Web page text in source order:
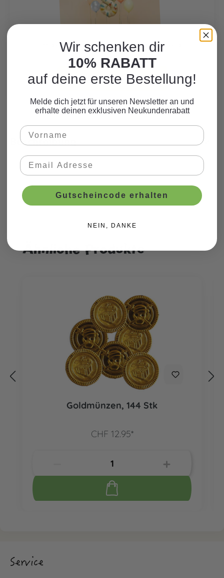
Hier finden Sie viele weitere Produkte
zum Motto.
WEITERE PRODUKTE
Beschreibung
Ähnliche Produkte
Goldmünzen, 144 Stk
CHF 12.95*
Service
Wir schenken dir
10% RABATT
auf deine erste Bestellung!
Melde dich jetzt für unseren Newsletter an und
erhalte deinen exklusiven Neukundenrabatt
Gutscheincode erhalten
NEIN, DANKE